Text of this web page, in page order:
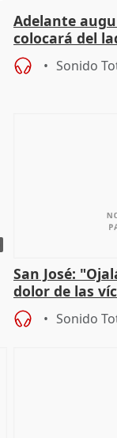
Adelante
colocará del
iniciativas de
Sonido
San José:
dolor de las
Sonido